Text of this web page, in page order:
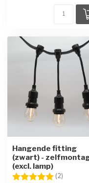
Hangende fitting
(zwart) -
(excl. lamp)
Beoordeling: (2)